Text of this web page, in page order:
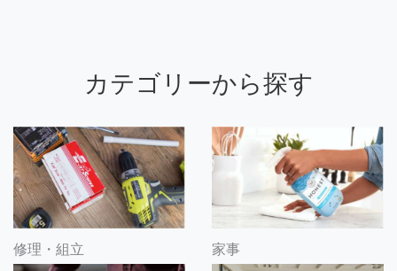
カテゴリーから探す
修理・組立 家事